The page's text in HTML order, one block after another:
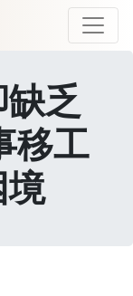
乏
移工
境